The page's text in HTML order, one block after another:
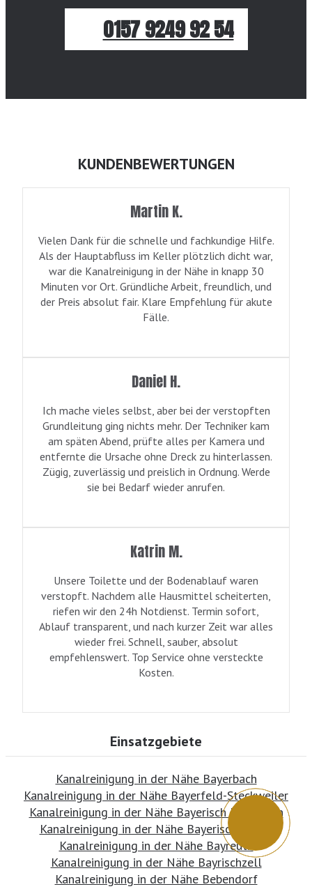
0157 9249 92 54
KUNDENBEWERTUNGEN
Martin K.
Vielen Dank für die schnelle und fachkundige Hilfe.
Als der Hauptabfluss im Keller plötzlich dicht war,
war die Kanalreinigung in der Nähe in knapp 30
Minuten vor Ort. Gründliche Arbeit, freundlich, und
der Preis absolut fair. Klare Empfehlung für akute
Fälle.
Daniel H.
Ich mache vieles selbst, aber bei der verstopften
Grundleitung ging nichts mehr. Der Techniker kam
am späten Abend, prüfte alles per Kamera und
entfernte die Ursache ohne Dreck zu hinterlassen.
Zügig, zuverlässig und preislich in Ordnung. Werde
sie bei Bedarf wieder anrufen.
Katrin M.
Unsere Toilette und der Bodenablauf waren
verstopft. Nachdem alle Hausmittel scheiterten,
riefen wir den 24h Notdienst. Termin sofort,
Ablauf transparent, und nach kurzer Zeit war alles
wieder frei. Schnell, sauber, absolut
empfehlenswert. Top Service ohne versteckte
Kosten.
Einsatzgebiete
Kanalreinigung in der Nähe Bayerbach
Kanalreinigung in der Nähe Bayerfeld-Steckweiler
Kanalreinigung in der Nähe Bayerisch Eisenstein
Kanalreinigung in der Nähe Bayerisch Gmain
Kanalreinigung in der Nähe Bayreuth
Kanalreinigung in der Nähe Bayrischzell
Kanalreinigung in der Nähe Bebendorf